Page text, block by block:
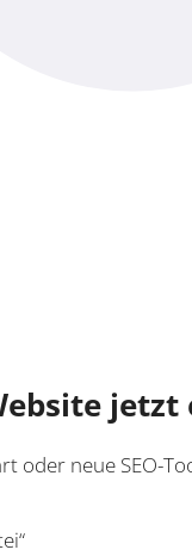
jetzt
oder neue SEO-